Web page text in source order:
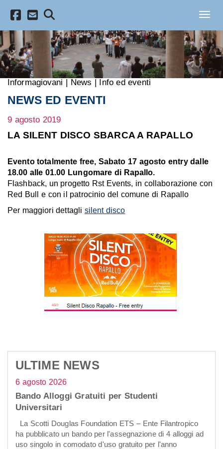
Informagiovani | News | Info ed eventi
NEWS ED EVENTI
9 agosto 2019
LA SILENT DISCO SBARCA A RAPALLO
Evento totalmente free, Sabato 17 agosto entry dalle
18.00 alle 01.00 Lungomare di Rapallo.
Flashback, un progetto Rst Events, in collaborazione con
Red Bull e con il patrocinio del comune di Rapallo
Per maggiori dettagli silent disco
ULTIME NEWS
6 agosto 2026
Bando Alloggi Gratuiti per Studenti
Universitari
La Scotti Douglas Foundation ETS – Ente Filantropico
ha pubblicato un bando per l'assegnazione di 4 alloggi ad
uso singolo in comodato d'uso gratuito per l'anno